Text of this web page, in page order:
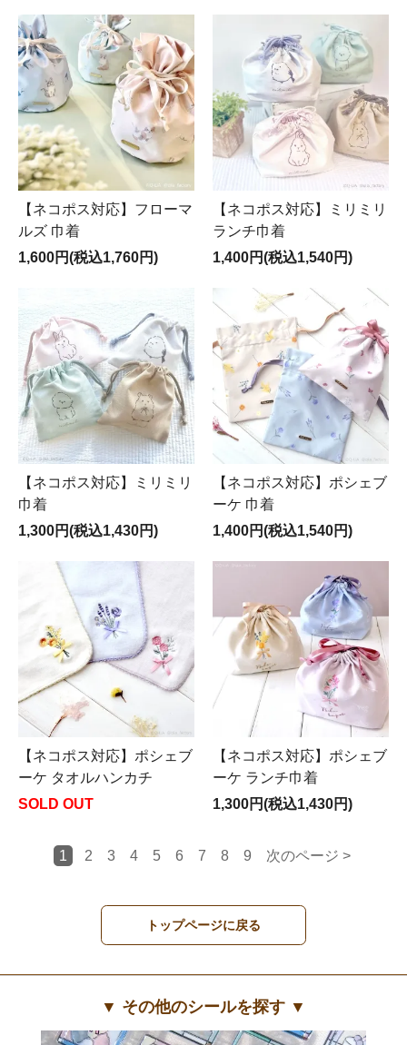
【ネコポス対応】フローマ
ルズ 巾着
1,600円(税込1,760円)
【ネコポス対応】ミリミリ
ランチ巾着
1,400円(税込1,540円)
【ネコポス対応】ミリミリ
巾着
1,300円(税込1,430円)
【ネコポス対応】ポシェブ
ーケ 巾着
1,400円(税込1,540円)
【ネコポス対応】ポシェブ
ーケ タオルハンカチ
SOLD OUT
【ネコポス対応】ポシェブ
ーケ ランチ巾着
1,300円(税込1,430円)
1 2 3 4 5 6 7 8 9 次のページ >
トップページに戻る
▼ その他のシールを探す ▼